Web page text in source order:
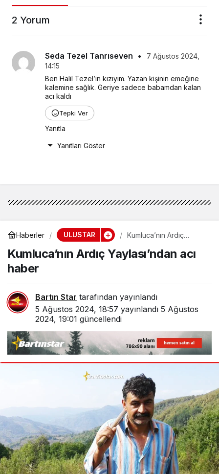
2 Yorum
Seda Tezel Tanrıseven •
7 Ağustos 2024,
14:15
Ben Halil Tezel’in kızıyım. Yazan kişinin emeğine
kalemine sağlık. Geriye sadece babamdan kalan
acı kaldı
Tepki Ver
Yanıtla
Yanıtları Göster
Haberler ULUSTAR
Kumluca’nın Ardıç
Kumluca’nın Ardıç Yaylası’ndan acı
haber
Bartın Star tarafından yayınlandı
5 Ağustos 2024, 18:57 yayınlandı 5 Ağustos
2024, 19:01 güncellendi